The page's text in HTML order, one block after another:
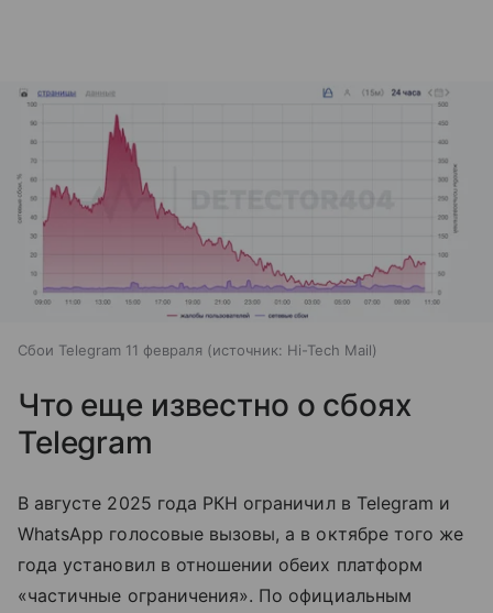
Сбои Telegram 11 февраля источник: Hi-Tech Mail
Что еще известно о сбоях
Telegram
В августе 2025 года РКН ограничил в Telegram и
WhatsApp голосовые вызовы, а в октябре того же
года установил в отношении обеих платформ
«частичные ограничения». По официальным